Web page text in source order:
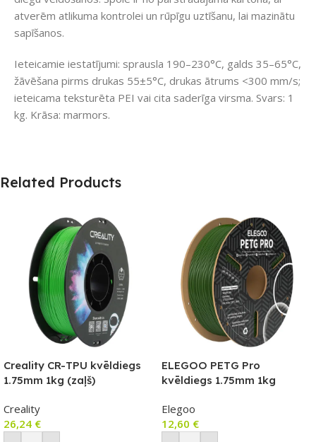
atverēm atlikuma kontrolei un rūpīgu uztīšanu, lai mazinātu
sapīšanos.
Ieteicamie iestatījumi: sprausla 190–230°C, galds 35–65°C,
žāvēšana pirms drukas 55±5°C, drukas ātrums <300 mm/s;
ieteicama teksturēta PEI vai cita saderīga virsma. Svars: 1
kg. Krāsa: marmors.
Related Products
Creality CR-TPU kvēldiegs
1.75mm 1kg (zaļš)
Creality
26,24 €
ELEGOO PETG Pro
kvēldiegs 1.75mm 1kg
Elegoo
12,60 €